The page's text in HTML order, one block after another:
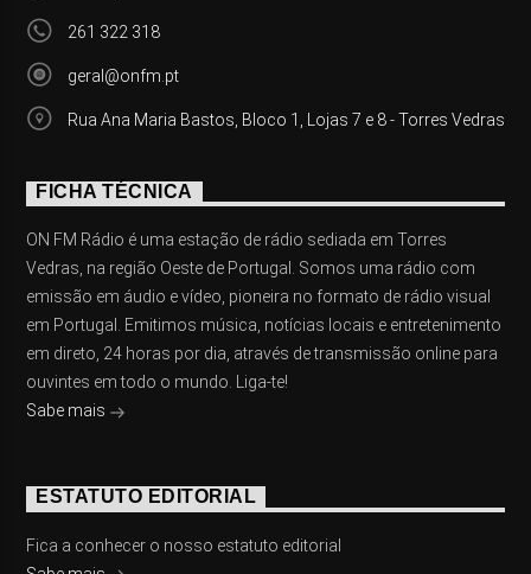
261 322 318
geral@onfm.pt
Rua Ana Maria Bastos, Bloco 1, Lojas 7 e 8 - Torres Vedras
FICHA TÉCNICA
ON FM Rádio é uma estação de rádio sediada em Torres
Vedras, na região Oeste de Portugal. Somos uma rádio com
emissão em áudio e vídeo, pioneira no formato de rádio visual
em Portugal. Emitimos música, notícias locais e entretenimento
em direto, 24 horas por dia, através de transmissão online para
ouvintes em todo o mundo. Liga-te!
Sabe mais
ESTATUTO EDITORIAL
Fica a conhecer o nosso estatuto editorial